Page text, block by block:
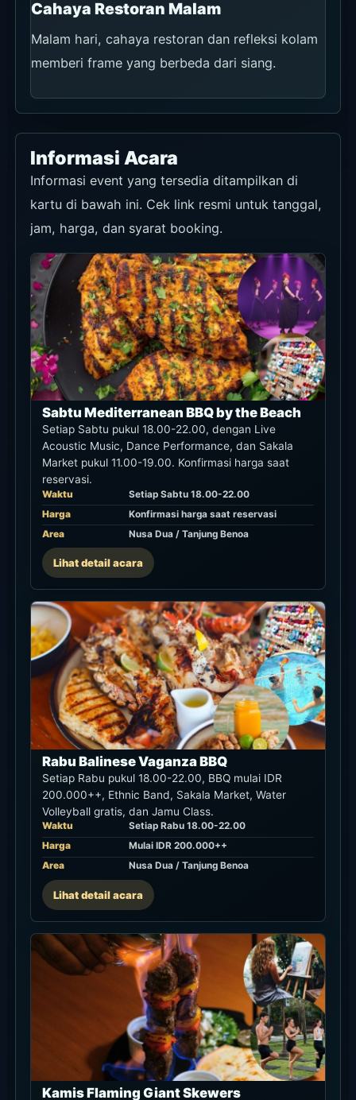
Cahaya Restoran Malam
Malam hari, cahaya restoran dan refleksi kolam
memberi frame yang berbeda dari siang.
Informasi Acara
Informasi event yang tersedia ditampilkan di
kartu di bawah ini. Cek link resmi untuk tanggal,
jam, harga, dan syarat booking.
Sabtu Mediterranean BBQ by the Beach
Setiap Sabtu pukul 18.00-22.00, dengan Live
Acoustic Music, Dance Performance, dan Sakala
Market pukul 11.00-19.00. Konfirmasi harga saat
reservasi.
Waktu
Setiap Sabtu 18.00-22.00
Harga
Konfirmasi harga saat reservasi
Area
Nusa Dua / Tanjung Benoa
Lihat detail acara
Rabu Balinese Vaganza BBQ
Setiap Rabu pukul 18.00-22.00, BBQ mulai IDR
200.000++, Ethnic Band, Sakala Market, Water
Volleyball gratis, dan Jamu Class.
Waktu
Setiap Rabu 18.00-22.00
Harga
Mulai IDR 200.000++
Area
Nusa Dua / Tanjung Benoa
Lihat detail acara
Kamis Flaming Giant Skewers